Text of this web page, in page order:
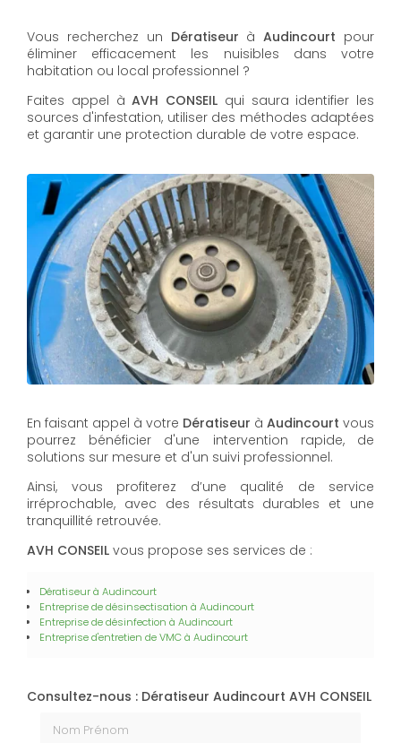
Vous recherchez un Dératiseur àAudincourt pour
éliminer efficacement les nuisibles dans votre
habitation ou local professionnel ?
Faites appel àAVH CONSEIL qui saura identifier les
sources d'infestation, utiliser des méthodes adaptées
et garantir une protection durable de votre espace.
En faisant appel à votre Dératiseur à Audincourt vous
pourrez bénéficier d'une intervention rapide, de
solutions sur mesure et d'un suivi professionnel.
Ainsi, vous profiterez d’une qualité de service
irréprochable, avec des résultats durables et une
tranquillité retrouvée.
AVH CONSEIL vous propose ses services de :
Dératiseurà Audincourt
Entreprise de désinsectisation à Audincourt
Entreprise de désinfection à Audincourt
Entreprise d'entretien de VMCà Audincourt
Consultez-nous : Dératiseur Audincourt AVH CONSEIL